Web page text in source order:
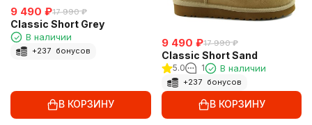
9 490 ₽17 990 ₽
Classic Short Grey
В наличии
+237 бонусов
В КОРЗИНУ
9 490 ₽17 990 ₽
Classic Short Sand
5.0 1 В наличии
+237 бонусов
В КОРЗИНУ